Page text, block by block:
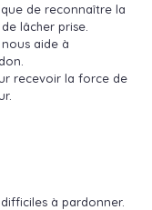
de reconnaître la
lâcher prise.
aide à
recevoir la force de
à pardonner.